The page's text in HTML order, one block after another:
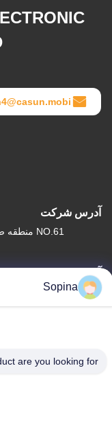
آدرس شرکت
آدرس کارخانه
Sopina
are you looking for?